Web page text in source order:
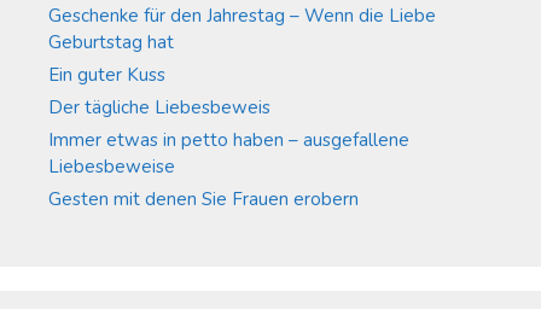
Geschenke für den Jahrestag – Wenn die Liebe
Geburtstag hat
Ein guter Kuss
Der tägliche Liebesbeweis
Immer etwas in petto haben – ausgefallene
Liebesbeweise
Gesten mit denen Sie Frauen erobern